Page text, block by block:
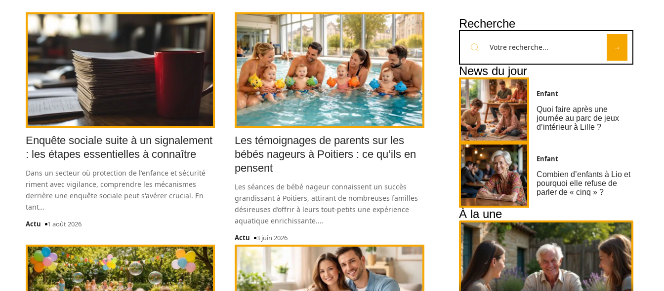
Enquête sociale suite à un signalement
: les étapes essentielles à connaître
Dans un secteur où protection de l'enfance et sécurité
riment avec vigilance, comprendre les mécanismes
derrière une enquête sociale peut s'avérer crucial. En
tant…
Actu 1 août 2026
Les témoignages de parents sur les
bébés nageurs à Poitiers : ce qu’ils en
pensent
Les séances de bébé nageur connaissent un succès
grandissant à Poitiers, attirant de nombreuses familles
désireuses d’offrir à leurs tout-petits une expérience
aquatique enrichissante.…
Actu 3 juin 2026
Recherche
News du jour
Enfant
Quoi faire après une
journée au parc de jeux
d’intérieur à Lille ?
Enfant
Combien d’enfants à Lio et
pourquoi elle refuse de
parler de « cinq » ?
À la une